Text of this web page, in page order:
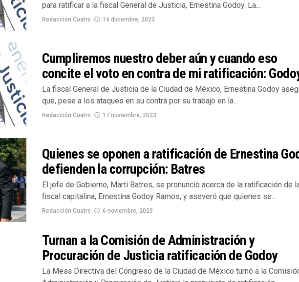
para ratificar a la fiscal General de Justicia, Ernestina Godoy. La...
Redacción Cuatro 14 diciembre, 2023
Cumpliremos nuestro deber aún y cuando eso
concite el voto en contra de mi ratificación:
La fiscal General de Justicia de la Ciudad de México, Ernestina Godoy
que, pese a los ataques en su contra por su trabajo en la...
Redacción Cuatro 17 noviembre, 2023
Quienes se oponen a ratificación de Ernestina
defienden la corrupción: Batres
El jefe de Gobierno, Martí Batres, se pronunció acerca de la ratificación de
fiscal capitalina, Ernestina Godoy Ramos, y aseveró que quienes se...
Redacción Cuatro 6 noviembre, 2023
Turnan a la Comisión de Administración y
Procuración de Justicia ratificación de Godoy
La Mesa Directiva del Congreso de la Ciudad de México turnó a la